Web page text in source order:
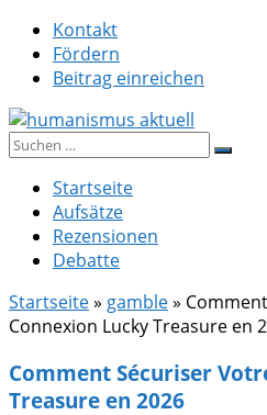
Zum
Inhalt
springen
Kontakt
Fördern
Beitrag einreichen
humanismus aktuell
Suche
Startseite
Aufsätze
Rezensionen
Debatte
Startseite» gamble»
Connexion Lucky Treasure en
Comment Sécuriser
Treasure en 2026